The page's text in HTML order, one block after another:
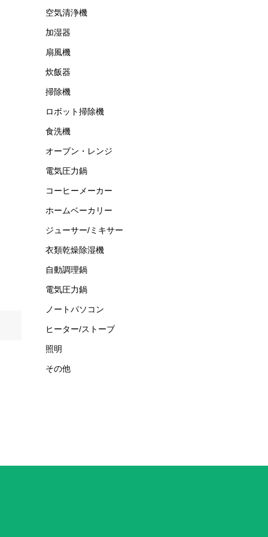
空気清浄機
加湿器
扇風機
炊飯器
掃除機
ロボット掃除機
食洗機
オーブン・レンジ
電気圧力鍋
コーヒーメーカー
ホームベーカリー
ジューサー/ミキサー
衣類乾燥除湿機
自動調理鍋
電気圧力鍋
ノートパソコン
ヒーター/ストーブ
照明
その他